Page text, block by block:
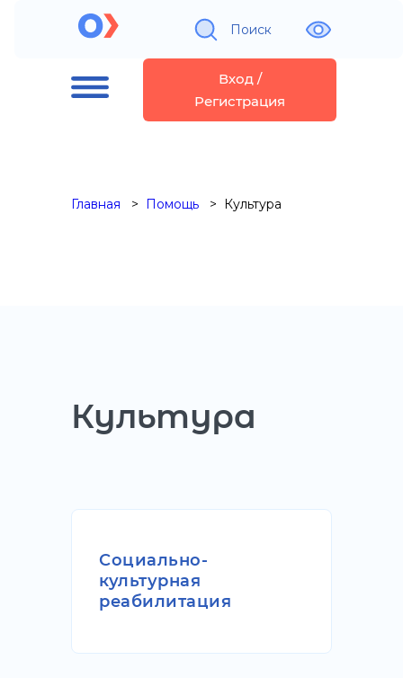
Поиск
Вход /
Регистрация
Главная Помощь Культура
Культура
Социально-
культурная
реабилитация